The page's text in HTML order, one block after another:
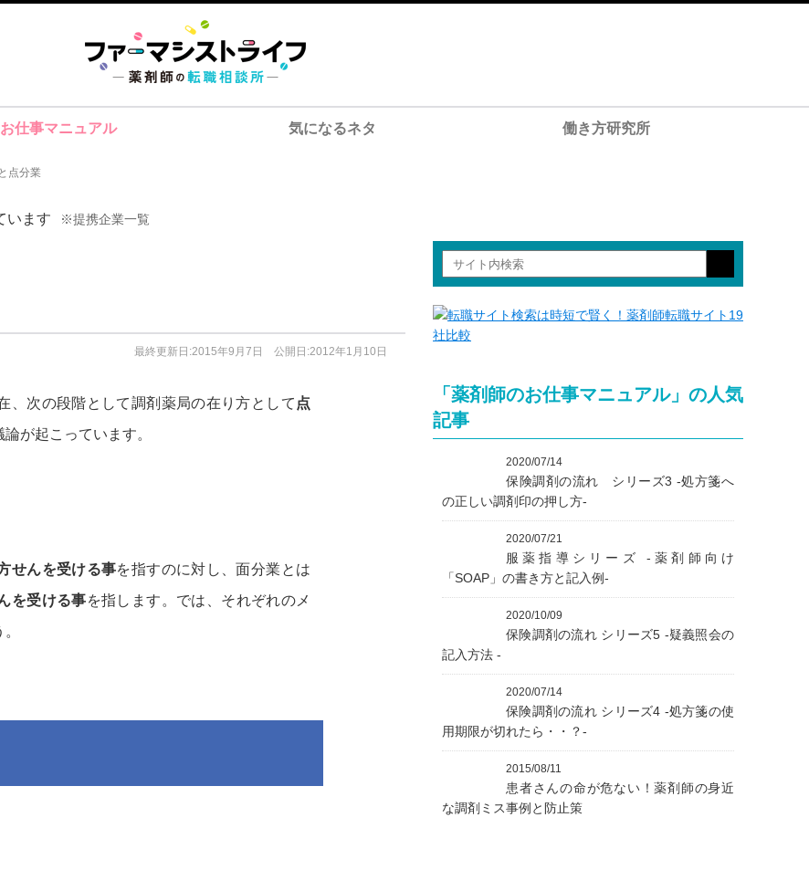
お仕事マニュアル 気になるネタ 働き方研究所
点分業
います ※提携企業一覧
最終更新日:2015年9月7日 公開日:2012年1月10日
、次の段階として調剤薬局の在り方として 点
が起こっています。
せんを受ける事を指すのに対し、面分業とは
を受ける事を指します。では、それぞれのメ
「薬剤師のお仕事マニュアル」の人気
記事
2020/07/14
保険調剤の流れ シリーズ3 ‐処方箋へ
の正しい調剤印の押し方‐
2020/07/21
服薬指導シリーズ ‐薬剤師向け
「SOAP」の書き方と記入例‐
2020/10/09
保険調剤の流れ シリーズ5 ‐疑義照会の
記入方法 ‐
2020/07/14
保険調剤の流れ シリーズ4 ‐処方箋の使
用期限が切れたら・・？‐
2015/08/11
患者さんの命が危ない！薬剤師の身近
な調剤ミス事例と防止策